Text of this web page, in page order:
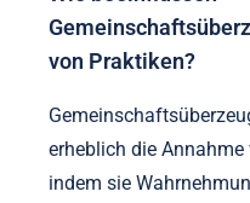
verbessern die
emotionale Regulation
Technologie, wie
es Individuen, ihre
überwachen, was ein